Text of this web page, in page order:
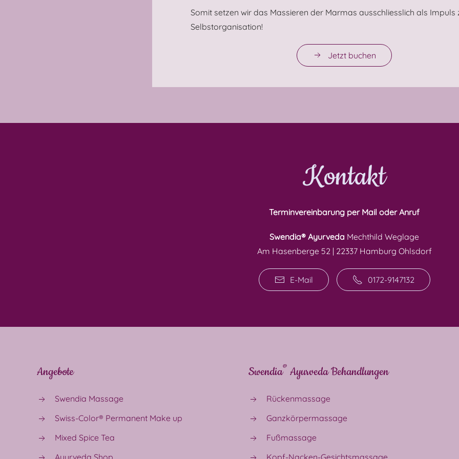
Somit setzen wir das Massieren der Marmas ausschliesslich als Impuls
Selbstorganisation!
Jetzt buchen
Kontakt
Terminvereinbarung per Mail oder Anruf
Swendia® Ayurveda Mechthild Weglage
Am Hasenberge 52 | 22337 Hamburg Ohlsdorf
E-Mail 0172-9147132
Angebote
Swendia Massage
Swiss-Color® Permanent Make up
Mixed Spice Tea
Swendia® Ayurveda Behandlungen
Rückenmassage
Ganzkörpermassage
Fußmassage